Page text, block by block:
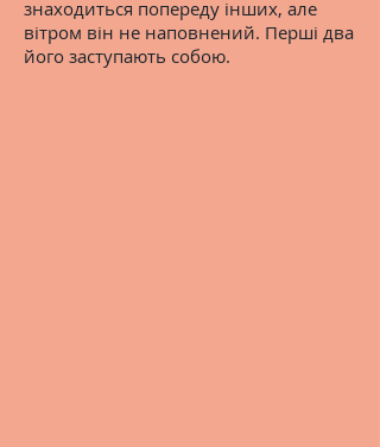
знаходиться попереду інших, але
вітром він не наповнений. Перші два
його заступають собою.